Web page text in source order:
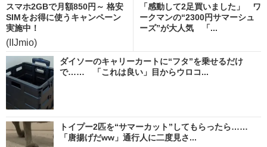
スマホ2GBで月額850円～ 格安
SIMをお得に使うキャンペーン
実施中！
(IIJmio)
「感動して2足買いました」 ワ
ークマンの“2300円サマーシュ
ーズ”が大人気 「...
ダイソーのキャリーカートに“フタ”を乗せるだけ
で…… 「これは良い」目からウロコ...
トイプー2匹を“サマーカット”してもらったら……
「唐揚げだww」通行人に二度見さ...